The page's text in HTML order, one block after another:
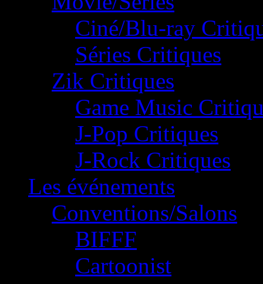
Ciné/Blu-ray
Séries Critiques
Zik Critiques
Game Music
J-Pop Critiques
J-Rock Critiques
Les événements
Conventions/Salons
BIFFF
Cartoonist